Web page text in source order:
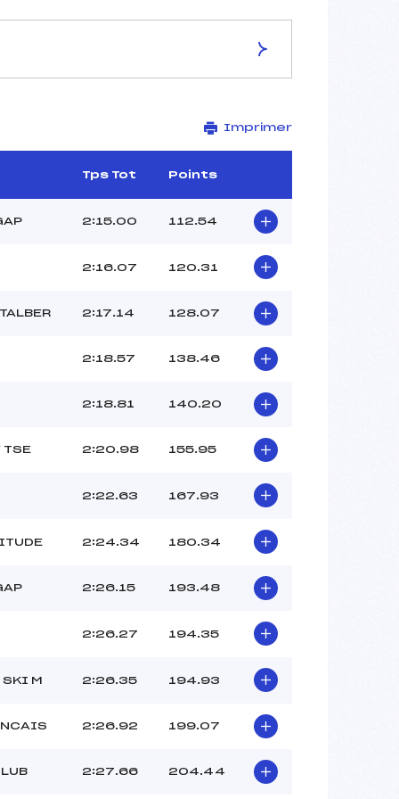
O.K.
2674
3046/12/12
12h25
YATES SMITH LUCY (SA)
-2
Imprimer
Tps Tot Points
2:15.00 112.54
2:16.07 120.31
2:17.14 128.07
2:18.57 138.46
2:18.81 140.20
TSE 2:20.98 155.95
2:22.63 167.93
2:24.34 180.34
2:26.15 193.48
2:26.27 194.35
SKI M 2:26.35 194.93
2:26.92 199.07
2:27.66 204.44